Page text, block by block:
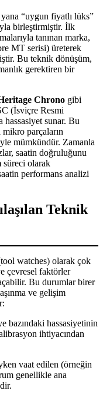
“uygun fiyatlı lüks”
birleştirmiştir. İlk
tanınan marka,
MT serisi) üreterek
Bu teknik dönüşüm,
gerektiren bir
Chrono gibi
(İsviçre Resmi
hassasiyet sunar. Bu
parçaların
mümkündür. Zamanla
saatin doğruluğunu
süreci olarak
performans analizi
Teknik
watches) olarak çok
çevresel faktörler
Bu durumlar birer
ve gelişim
bazındaki hassasiyetinin
ihtiyacından
vaat edilen (örneğin
genellikle ana